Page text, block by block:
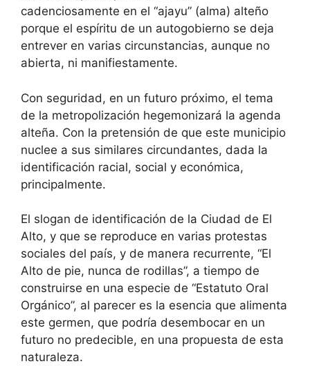
cadenciosamente en el “ajayu” (alma) alteño
porque el espíritu de un autogobierno se deja
entrever en varias circunstancias, aunque no
abierta, ni manifiestamente.
Con seguridad, en un futuro próximo, el tema
de la metropolización hegemonizará la agenda
alteña. Con la pretensión de que este municipio
nuclee a sus similares circundantes, dada la
identificación racial, social y económica,
principalmente.
El slogan de identificación de la Ciudad de El
Alto, y que se reproduce en varias protestas
sociales del país, y de manera recurrente, “El
Alto de pie, nunca de rodillas”, a tiempo de
construirse en una especie de “Estatuto Oral
Orgánico”, al parecer es la esencia que alimenta
este germen, que podría desembocar en un
futuro no predecible, en una propuesta de esta
naturaleza.